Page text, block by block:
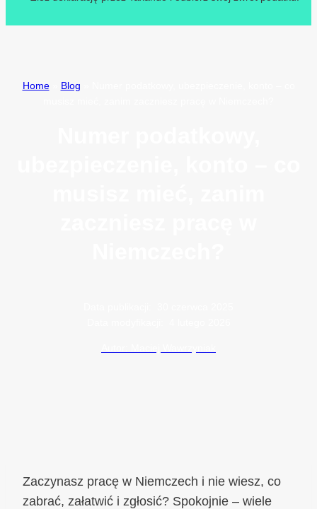
Home» Blog
Zaczynasz pracę w Niemczech i nie wiesz, co
zabrać, załatwić i zgłosić? Spokojnie – wiele